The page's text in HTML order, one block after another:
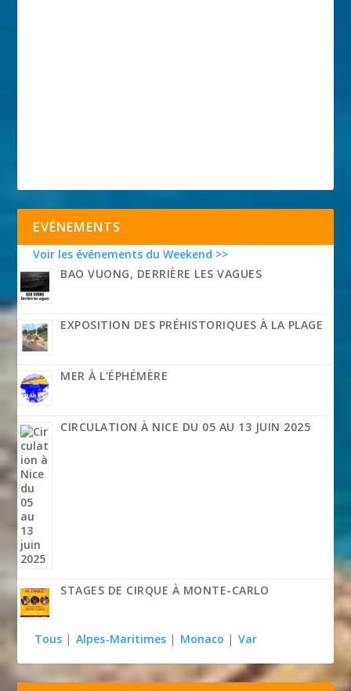
EVÉNEMENTS
Voir les événements du Weekend >>
BAO VUONG, DERRIÈRE LES VAGUES
EXPOSITION DES PRÉHISTORIQUES À LA PLAGE
MER À L’ÉPHÉMÈRE
CIRCULATION À NICE DU 05 AU 13 JUIN 2025
STAGES DE CIRQUE À MONTE-CARLO
Tous | Alpes-Maritimes | Monaco | Var